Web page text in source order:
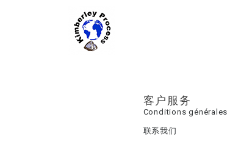
客户服务
Conditions
联系我们